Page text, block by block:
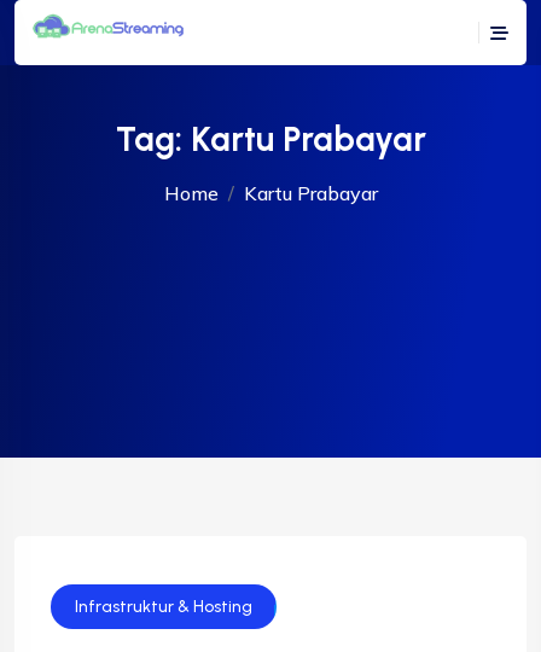
Tag: Kartu Prabayar
Home Kartu Prabayar
Infrastruktur & Hosting